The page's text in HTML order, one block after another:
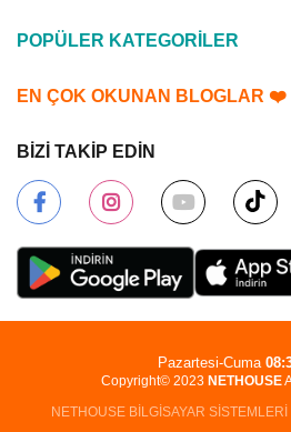
POPÜLER KATEGORİLER
EN ÇOK OKUNAN BLOGLAR ❤️
BİZİ TAKİP EDİN
Copyright© 2023 NETHOUSE
NETHOUSE BİLGİSAYAR
Pazartesi-Cuma